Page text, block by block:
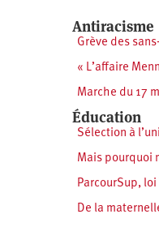
Antiracisme
Grève des
« L’affaire
Marche du 17
Éducation
Sélection à
Mais pourquoi
ParcourSup,
De la